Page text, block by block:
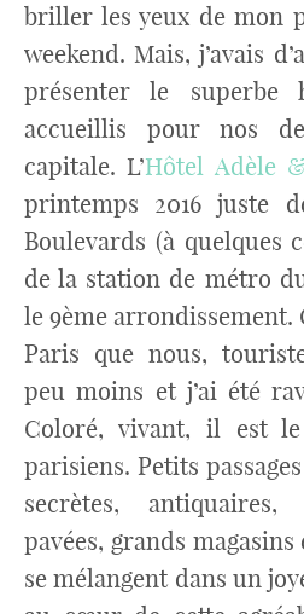
briller les yeux de mon
weekend. Mais, j’avais
présenter le
accueillis pour nos
capitale. L’Hôtel Adèle
printemps 2016 juste
Boulevards (à quelques
de la station de métro
le 9ème arrondissement.
Paris que nous,
peu moins et j’ai été
Coloré, vivant, il est
parisiens. Petits
secrètes, antiquaires,
pavées, grands
se mélangent dans un